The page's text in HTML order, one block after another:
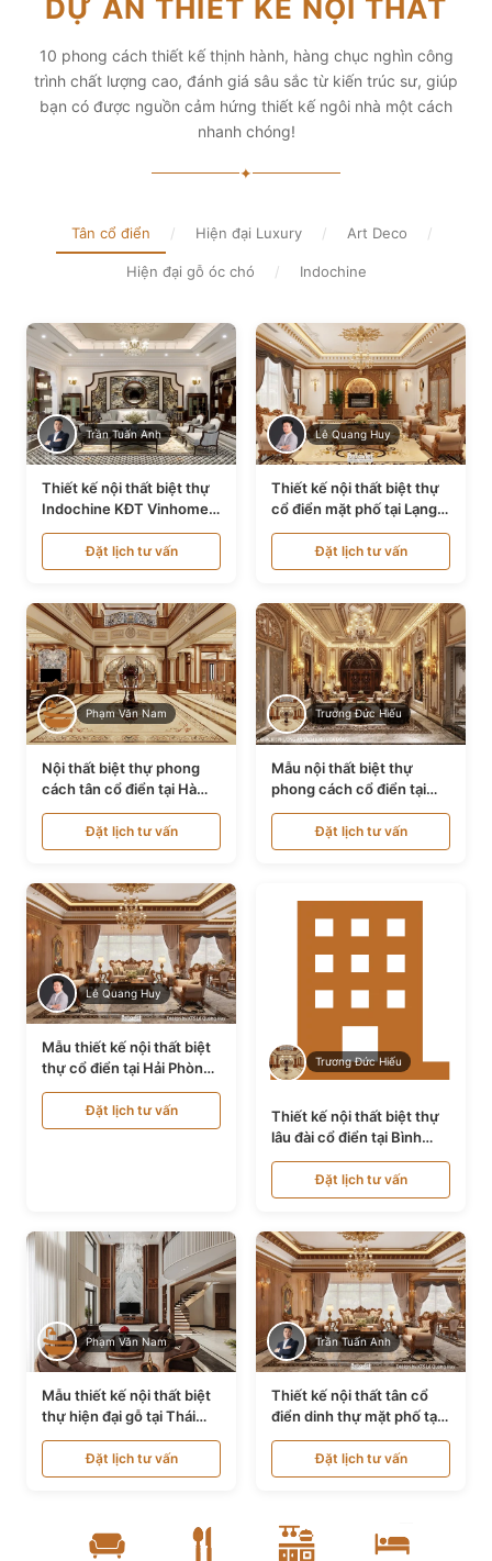
diện tích và thẩm mỹ
Xem chi tiết
DỰ ÁN THIẾT KẾ NỘI THẤT
10 phong cách thiết kế thịnh hành, hàng chục nghìn công
trình chất lượng cao, đánh giá sâu sắc từ kiến trúc sư, giúp
bạn có được nguồn cảm hứng thiết kế ngôi nhà một cách
nhanh chóng!
✦
Tân cổ điển / Hiện đại Luxury / Art Deco /
Hiện đại gỗ óc chó / Indochine
Trần Tuấn Anh
Thiết kế nội thất biệt thự
Indochine KĐT Vinhomes
Ocean Park NT24600
Đặt lịch tư vấn
Lê Quang Huy
Thiết kế nội thất biệt thự
cổ điển mặt phố tại Lạng
Sơn NT24534
Đặt lịch tư vấn
Phạm Văn Nam
Nội thất biệt thự phong
cách tân cổ điển tại Hà
Nội NT24405
Đặt lịch tư vấn
Trương Đức Hiếu
Mẫu nội thất biệt thự
phong cách cổ điển tại
Bình Dương NT24532
Đặt lịch tư vấn
Lê Quang Huy
Mẫu thiết kế nội thất biệt
thự cổ điển tại Hải Phòng
NT24535
Đặt lịch tư vấn
Trương Đức Hiếu
Thiết kế nội thất biệt thự
lâu đài cổ điển tại Bình
Thuận NT21128
Đặt lịch tư vấn
Phạm Văn Nam
Mẫu thiết kế nội thất biệt
thự hiện đại gỗ tại Thái
Bình NT9188719
Đặt lịch tư vấn
Trần Tuấn Anh
Thiết kế nội thất tân cổ
điển dinh thự mặt phố tại
Quảng Ninh NT24531
Đặt lịch tư vấn